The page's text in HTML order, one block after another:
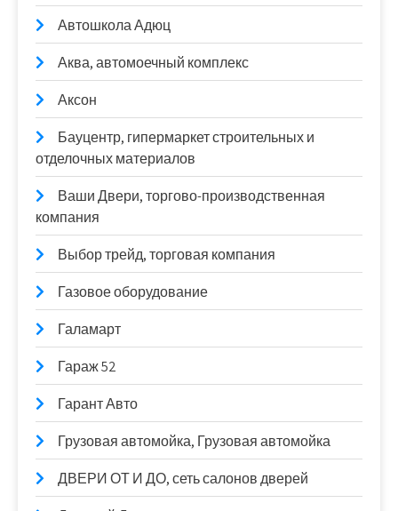
Автошкола Адюц
Аква, автомоечный комплекс
Аксон
Бауцентр, гипермаркет строительных и
отделочных материалов
Ваши Двери, торгово-производственная
компания
Выбор трейд, торговая компания
Газовое оборудование
Галамарт
Гараж 52
Гарант Авто
Грузовая автомойка, Грузовая автомойка
ДВЕРИ ОТ И ДО, сеть салонов дверей